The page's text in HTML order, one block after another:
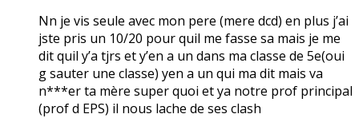
Nn je vis seule avec mon pere (mere dcd) en plus j’ai
jste pris un 10/20 pour quil me fasse sa mais je me
dit quil y’a tjrs et y’en a un dans ma classe de 5e(oui
g sauter une classe) yen a un qui ma dit mais va
n***er ta mère super quoi et ya notre prof principal
(prof d EPS) il nous lache de ses clash